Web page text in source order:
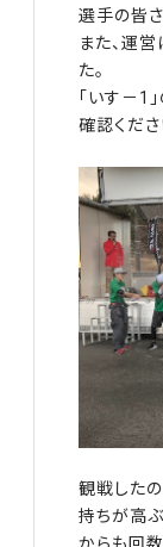
選手の皆
また、運
た。
「いす－1
確認くださ
観戦した
持ちが高